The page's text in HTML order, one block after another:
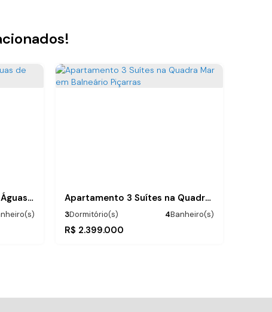
Apartamento Residencial Águas de Marano Apartamento 3 Suítes na Quadra Mar em Balneário Piçarras
R$ 2.399.000
3Dormitório(s) 4Banheiro(s)
Privativo:132.00
50mDistância do Mar